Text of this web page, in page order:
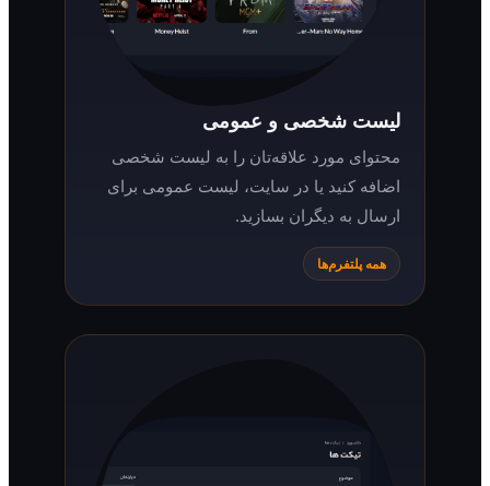
لیست شخصی و عمومی
محتوای مورد علاقه‌تان را به لیست شخصی
اضافه کنید یا در سایت، لیست عمومی برای
ارسال به دیگران بسازید.
همه پلتفرم‌ها